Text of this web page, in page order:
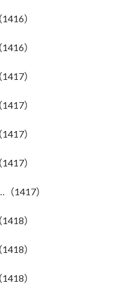
）
）
）
）
）
）
1417）
）
）
）